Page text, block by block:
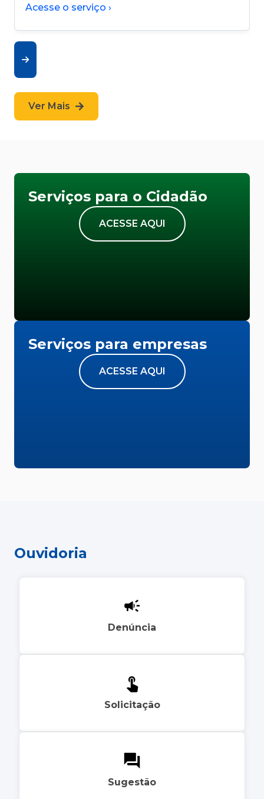
Acesse o serviço ›
Ver Mais
Serviços para o Cidadão
ACESSE AQUI
Serviços para empresas
ACESSE AQUI
Ouvidoria
Denúncia
Solicitação
Sugestão